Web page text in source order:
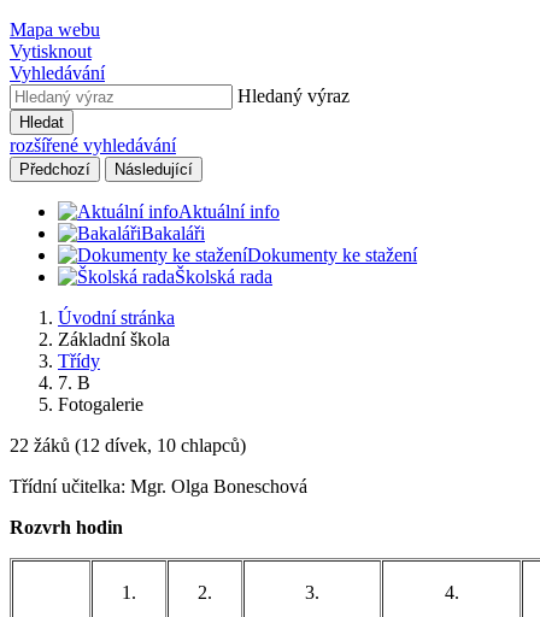
Mapa webu
Vytisknout
Vyhledávání
Hledaný výraz
Hledat
rozšířené vyhledávání
Předchozí Následující
Aktuální info
Bakaláři
Dokumenty ke stažení
Školská rada
Úvodní stránka
Základní škola
Třídy
7. B
Fotogalerie
22 žáků (12 dívek, 10 chlapců)
Třídní učitelka: Mgr. Olga Boneschová
Rozvrh hodin
1. 2. 3. 4.